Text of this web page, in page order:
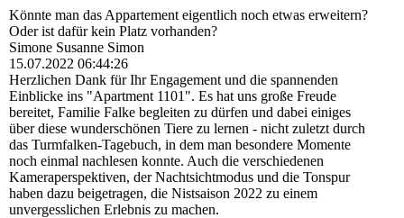
Könnte man das Appartement eigentlich noch etwas erweitern?
Oder ist dafür kein Platz vorhanden?
Simone Susanne Simon
15.07.2022 06:44:26
Herzlichen Dank für Ihr Engagement und die spannenden
Einblicke ins "Apartment 1101". Es hat uns große Freude
bereitet, Familie Falke begleiten zu dürfen und dabei einiges
über diese wunderschönen Tiere zu lernen - nicht zuletzt durch
das Turmfalken-Tagebuch, in dem man besondere Momente
noch einmal nachlesen konnte. Auch die verschiedenen
Kameraperspektiven, der Nachtsichtmodus und die Tonspur
haben dazu beigetragen, die Nistsaison 2022 zu einem
unvergesslichen Erlebnis zu machen.